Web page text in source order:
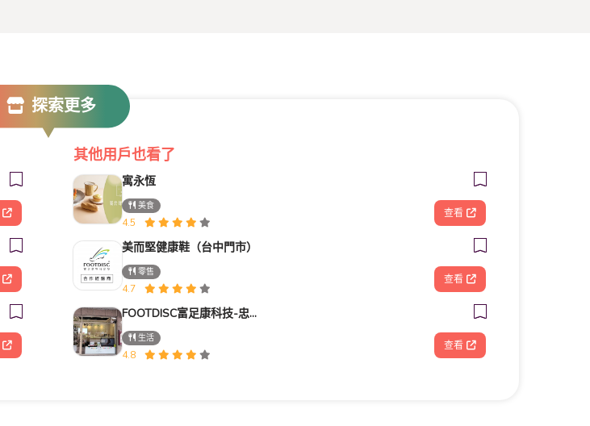
探索更多
其他用戶也看了
寓永恆
美食
4.5
查看
美而堅健康鞋（台中門市）
零售
4.7
查看
FOOTDISC富足康科技-忠孝直營門市
生活
4.8
查看